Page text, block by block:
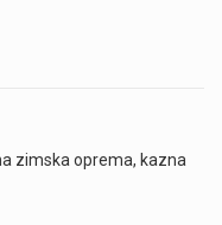
zimska oprema, kazna